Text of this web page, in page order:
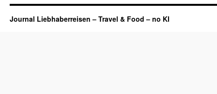
Journal Liebhaberreisen – Travel & Food – no KI